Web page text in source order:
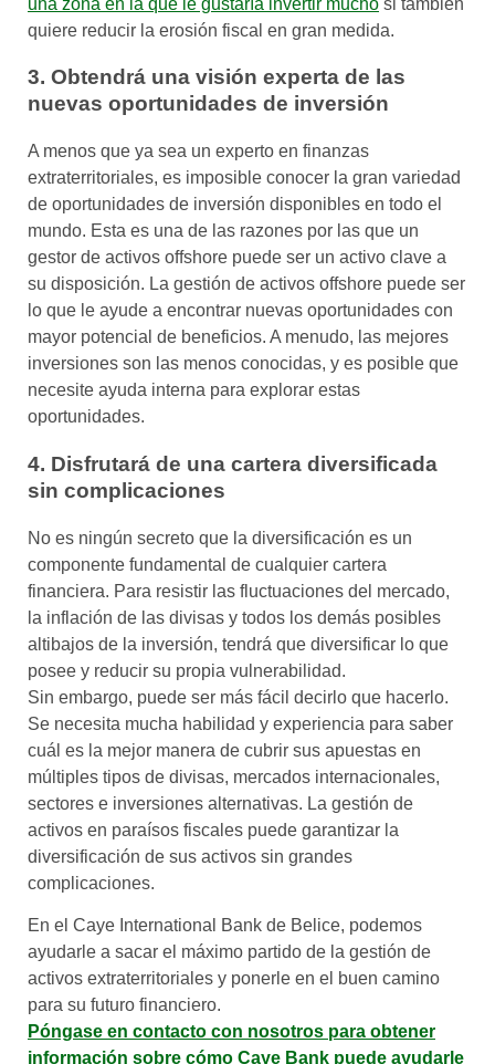
quiere reducir la erosión fiscal en gran medida.
3. Obtendrá una visión experta de las
nuevas oportunidades de inversión
A menos que ya sea un experto en finanzas
extraterritoriales, es imposible conocer la gran variedad
de oportunidades de inversión disponibles en todo el
mundo. Esta es una de las razones por las que un
gestor de activos offshore puede ser un activo clave a
su disposición. La gestión de activos offshore puede ser
lo que le ayude a encontrar nuevas oportunidades con
mayor potencial de beneficios. A menudo, las mejores
inversiones son las menos conocidas, y es posible que
necesite ayuda interna para explorar estas
oportunidades.
4. Disfrutará de una cartera diversificada
sin complicaciones
No es ningún secreto que la diversificación es un
componente fundamental de cualquier cartera
financiera. Para resistir las fluctuaciones del mercado,
la inflación de las divisas y todos los demás posibles
altibajos de la inversión, tendrá que diversificar lo que
posee y reducir su propia vulnerabilidad.
Sin embargo, puede ser más fácil decirlo que hacerlo.
Se necesita mucha habilidad y experiencia para saber
cuál es la mejor manera de cubrir sus apuestas en
múltiples tipos de divisas, mercados internacionales,
sectores e inversiones alternativas. La gestión de
activos en paraísos fiscales puede garantizar la
diversificación de sus activos sin grandes
complicaciones.
En el Caye International Bank de Belice, podemos
ayudarle a sacar el máximo partido de la gestión de
activos extraterritoriales y ponerle en el buen camino
para su futuro financiero.
Póngase en contacto con nosotros para obtener
información sobre cómo Caye Bank puede ayudarle